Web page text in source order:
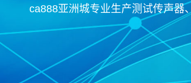
ca888亚洲城专业生产测试传声器